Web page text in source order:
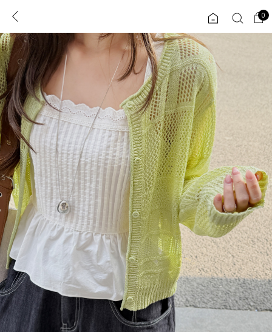
로그인 0
ENG
TW
JP
콘텐츠 리뷰 & 혜택 플러스핏 회원혜택
CATEGORY COMMUNITY
도착보장⚡
인플루언서 pick!
신상 5%
베스트
MADE
세트할인 ~30%
하객룩
ALL
익스클루시브
아우터
티셔츠
니트
블라우스
원피스
0